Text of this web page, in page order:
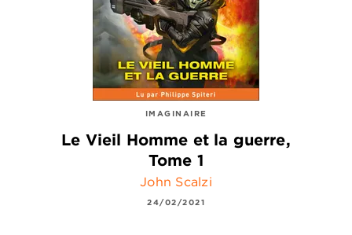
IMAGINAIRE
Le Vieil Homme et la guerre,
Tome 1
John Scalzi
24/02/2021